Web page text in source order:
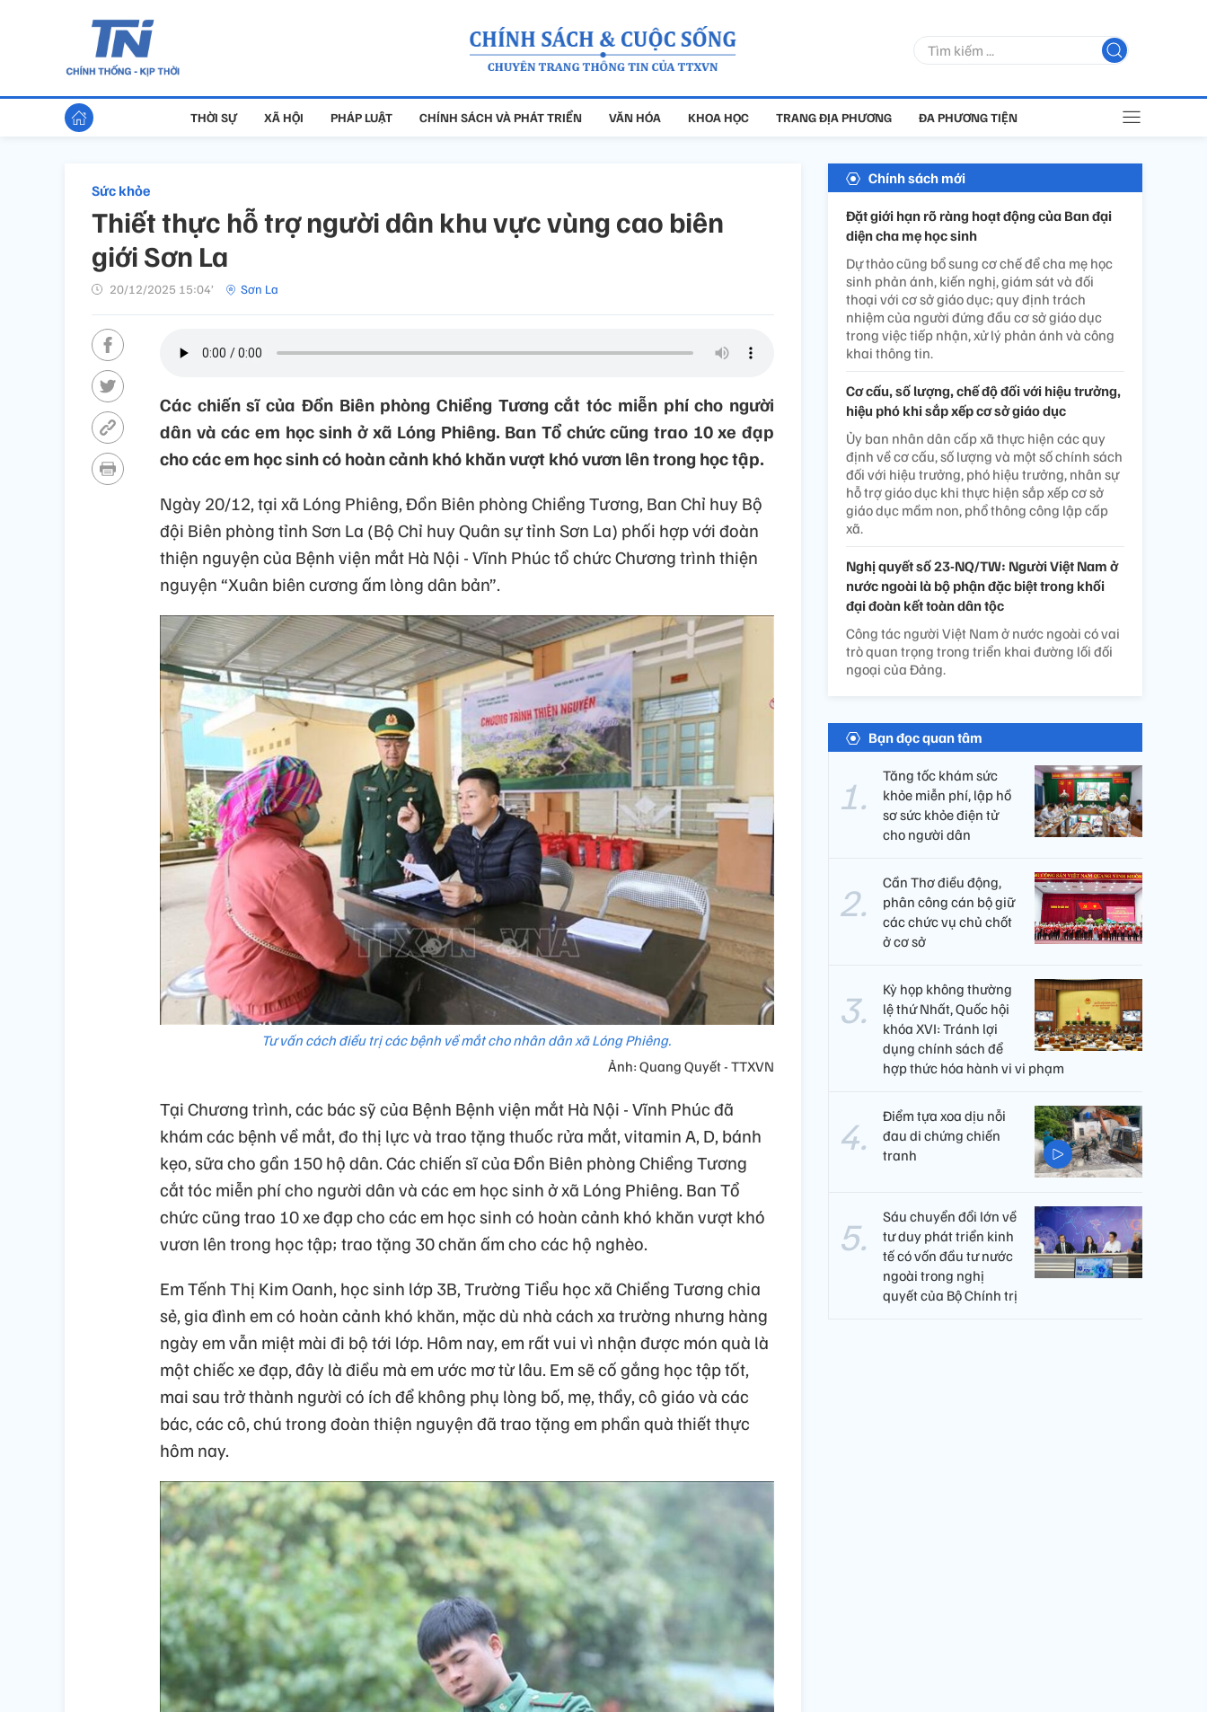
THỜI SỰ XÃ HỘI PHÁP LUẬT CHÍNH SÁCH VÀ PHÁT TRIỂN VĂN HÓA KHOA HỌC TRANG ĐỊA PHƯƠNG ĐA PHƯƠNG TIỆN
Sức khỏe
Thiết thực hỗ trợ người dân khu vực vùng cao biên
giới Sơn La
20/12/2025 15:04’ Sơn La
Các chiến sĩ của Đồn Biên phòng Chiềng Tương cắt tóc miễn phí cho người
dân và các em học sinh ở xã Lóng Phiêng. Ban Tổ chức cũng trao 10 xe đạp
cho các em học sinh có hoàn cảnh khó khăn vượt khó vươn lên trong học tập.
Ngày 20/12, tại xã Lóng Phiêng, Đồn Biên phòng Chiềng Tương, Ban Chỉ huy Bộ
đội Biên phòng tỉnh Sơn La (Bộ Chỉ huy Quân sự tỉnh Sơn La) phối hợp với đoàn
thiện nguyện của Bệnh viện mắt Hà Nội - Vĩnh Phúc tổ chức Chương trình thiện
nguyện “Xuân biên cương ấm lòng dân bản”.
Tư vấn cách điều trị các bệnh về mắt cho nhân dân xã Lóng Phiêng.
Ảnh: Quang Quyết - TTXVN
Tại Chương trình, các bác sỹ của Bệnh Bệnh viện mắt Hà Nội - Vĩnh Phúc đã
khám các bệnh về mắt, đo thị lực và trao tặng thuốc rửa mắt, vitamin A, D, bánh
kẹo, sữa cho gần 150 hộ dân. Các chiến sĩ của Đồn Biên phòng Chiềng Tương
cắt tóc miễn phí cho người dân và các em học sinh ở xã Lóng Phiêng. Ban Tổ
chức cũng trao 10 xe đạp cho các em học sinh có hoàn cảnh khó khăn vượt khó
vươn lên trong học tập; trao tặng 30 chăn ấm cho các hộ nghèo.
Em Tếnh Thị Kim Oanh, học sinh lớp 3B, Trường Tiểu học xã Chiềng Tương chia
sẻ, gia đình em có hoàn cảnh khó khăn, mặc dù nhà cách xa trường nhưng hàng
ngày em vẫn miệt mài đi bộ tới lớp. Hôm nay, em rất vui vì nhận được món quà là
một chiếc xe đạp, đây là điều mà em ước mơ từ lâu. Em sẽ cố gắng học tập tốt,
mai sau trở thành người có ích để không phụ lòng bố, mẹ, thầy, cô giáo và các
bác, các cô, chú trong đoàn thiện nguyện đã trao tặng em phần quà thiết thực
hôm nay.
Chính sách mới
Đặt giới hạn rõ ràng hoạt động của Ban đại
diện cha mẹ học sinh
Dự thảo cũng bổ sung cơ chế để cha mẹ học
sinh phản ánh, kiến nghị, giám sát và đối
thoại với cơ sở giáo dục; quy định trách
nhiệm của người đứng đầu cơ sở giáo dục
trong việc tiếp nhận, xử lý phản ánh và công
khai thông tin.
Cơ cấu, số lượng, chế độ đối với hiệu trưởng,
hiệu phó khi sắp xếp cơ sở giáo dục
Ủy ban nhân dân cấp xã thực hiện các quy
định về cơ cấu, số lượng và một số chính sách
đối với hiệu trưởng, phó hiệu trưởng, nhân sự
hỗ trợ giáo dục khi thực hiện sắp xếp cơ sở
giáo dục mầm non, phổ thông công lập cấp
xã.
Nghị quyết số 23-NQ/TW: Người Việt Nam ở
nước ngoài là bộ phận đặc biệt trong khối
đại đoàn kết toàn dân tộc
Công tác người Việt Nam ở nước ngoài có vai
trò quan trọng trong triển khai đường lối đối
ngoại của Đảng.
Bạn đọc quan tâm
Tăng tốc khám sức
khỏe miễn phí, lập hồ
sơ sức khỏe điện tử
cho người dân
Cần Thơ điều động,
phân công cán bộ giữ
các chức vụ chủ chốt
ở cơ sở
Kỳ họp không thường
lệ thứ Nhất, Quốc hội
khóa XVI: Tránh lợi
dụng chính sách để
hợp thức hóa hành vi vi phạm
Điểm tựa xoa dịu nỗi
đau di chứng chiến
tranh
Sáu chuyển đổi lớn về
tư duy phát triển kinh
tế có vốn đầu tư nước
ngoài trong nghị
quyết của Bộ Chính trị